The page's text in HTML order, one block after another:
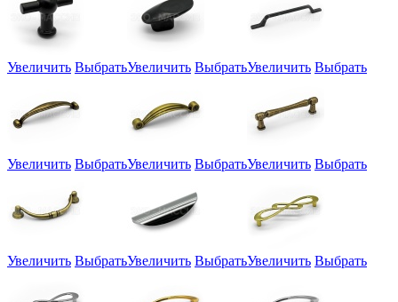
Увеличить ВыбратьУвеличить ВыбратьУвеличить Выбрать
Увеличить ВыбратьУвеличить ВыбратьУвеличить Выбрать
Увеличить ВыбратьУвеличить ВыбратьУвеличить Выбрать